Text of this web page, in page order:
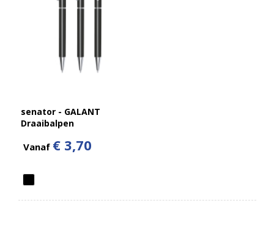
senator - GALANT
Draaibalpen
Vanaf € 3,70